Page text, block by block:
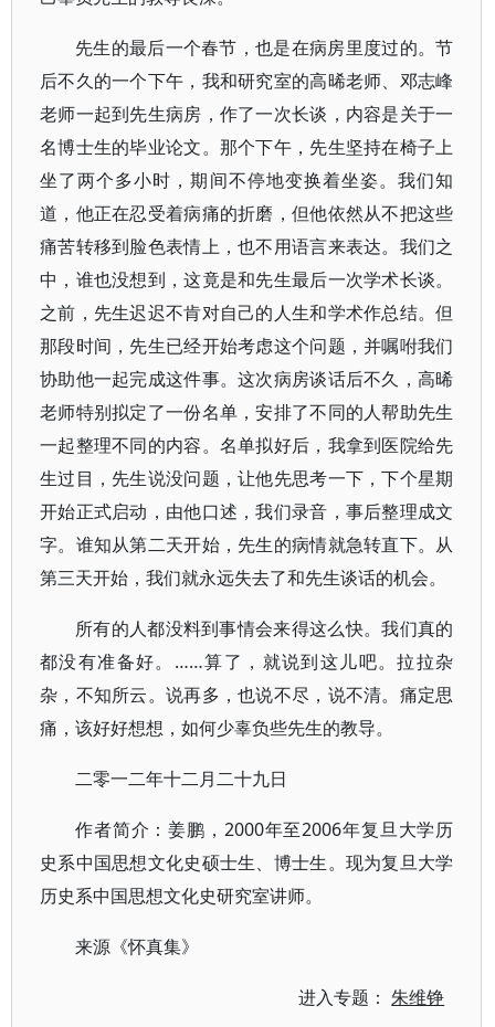
先生的最后一个春节，也是在病房里度过的。节
后不久的一个下午，我和研究室的高晞老师、邓志峰
老师一起到先生病房，作了一次长谈，内容是关于一
名博士生的毕业论文。那个下午，先生坚持在椅子上
坐了两个多小时，期间不停地变换着坐姿。我们知
道，他正在忍受着病痛的折磨，但他依然从不把这些
痛苦转移到脸色表情上，也不用语言来表达。我们之
中，谁也没想到，这竟是和先生最后一次学术长谈。
之前，先生迟迟不肯对自己的人生和学术作总结。但
那段时间，先生已经开始考虑这个问题，并嘱咐我们
协助他一起完成这件事。这次病房谈话后不久，高晞
老师特别拟定了一份名单，安排了不同的人帮助先生
一起整理不同的内容。名单拟好后，我拿到医院给先
生过目，先生说没问题，让他先思考一下，下个星期
开始正式启动，由他口述，我们录音，事后整理成文
字。谁知从第二天开始，先生的病情就急转直下。从
第三天开始，我们就永远失去了和先生谈话的机会。
所有的人都没料到事情会来得这么快。我们真的
都没有准备好。……算了，就说到这儿吧。拉拉杂
杂，不知所云。说再多，也说不尽，说不清。痛定思
痛，该好好想想，如何少辜负些先生的教导。
二零一二年十二月二十九日
作者简介：姜鹏，2000年至2006年复旦大学历
史系中国思想文化史硕士生、博士生。现为复旦大学
历史系中国思想文化史研究室讲师。
来源《怀真集》
进入专题：朱维铮